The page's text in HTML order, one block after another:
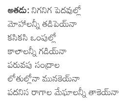
అతడు:నిగనిగ పెదవుల్లో
మోహాలన్నీ తడిపెయ్‍నా
కసికసి ఒంపుల్లో
కాలాలన్నీ గడియ్‍నా
పరువపు సంద్రాల
లోతుల్లోనా మునకెయ్‍నా
పదనిస రాగాల మేఘాలన్నీ తాకెయ్‍నా